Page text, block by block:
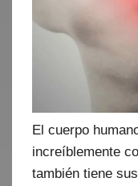
El cuerpo
increíblemente
también tiene